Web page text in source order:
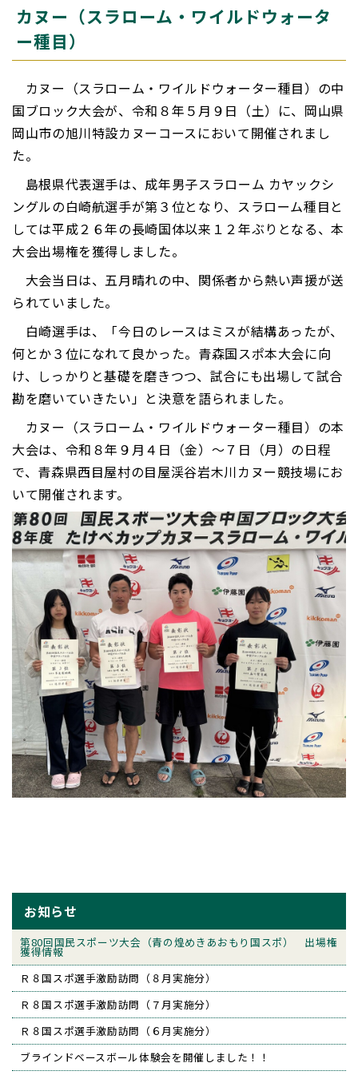
カヌー（スラローム・ワイルドウォータ
ー種目）
カヌー（スラローム・ワイルドウォーター種目）の中
国ブロック大会が、令和８年５月９日（土）に、岡山県
岡山市の旭川特設カヌーコースにおいて開催されまし
た。
島根県代表選手は、成年男子スラローム カヤックシ
ングルの白崎航選手が第３位となり、スラローム種目と
しては平成２６年の長崎国体以来１２年ぶりとなる、本
大会出場権を獲得しました。
大会当日は、五月晴れの中、関係者から熱い声援が送
られていました。
白崎選手は、「今日のレースはミスが結構あったが、
何とか３位になれて良かった。青森国スポ本大会に向
け、しっかりと基礎を磨きつつ、試合にも出場して試合
勘を磨いていきたい」と決意を語られました。
カヌー（スラローム・ワイルドウォーター種目）の本
大会は、令和８年９月４日（金）～７日（月）の日程
で、青森県西目屋村の目屋渓谷岩木川カヌー競技場にお
いて開催されます。
お知らせ
第80回国民スポーツ大会（青の煌めきあおもり国スポ） 出場権
獲得情報
Ｒ８国スポ選手激励訪問（８月実施分）
Ｒ８国スポ選手激励訪問（７月実施分）
Ｒ８国スポ選手激励訪問（６月実施分）
ブラインドベースボール体験会を開催しました！！